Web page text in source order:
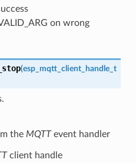
on wrong
(esp_mqtt_client_handle_t
the MQTTevent handler
client handle